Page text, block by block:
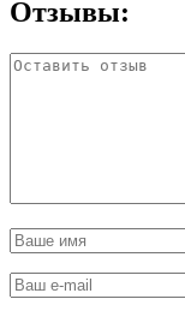
Отзывы: